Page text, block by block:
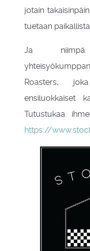
jotain
tuetaan
Ja niimpä
Roasters,
ensiluokkaiset
Tutustukaa
https://